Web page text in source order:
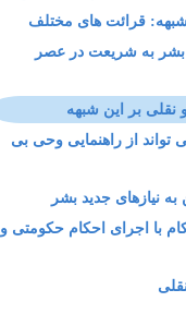
قرائت هاى مختلف
بشر به شریعت در عصر
نقلى بر این شبهه
تواند از راهنمایى وحى بى
نیازهاى جدید بشر
با اجراى احكام حكومتى و